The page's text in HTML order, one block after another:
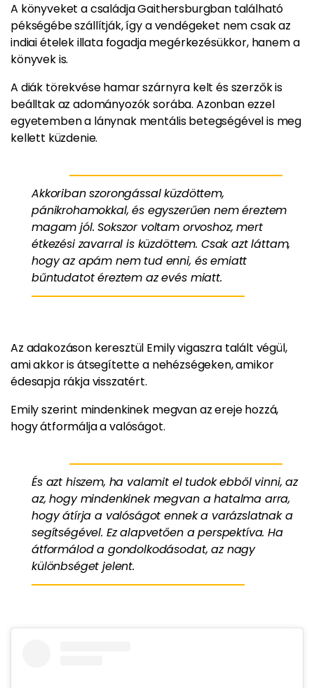
A könyveket a családja Gaithersburgban található
pékségébe szállítják, így a vendégeket nem csak az
indiai ételek illata fogadja megérkezésükkor, hanem a
könyvek is.
A diák törekvése hamar szárnyra kelt és szerzők is
beálltak az adományozók sorába. Azonban ezzel
egyetemben a lánynak mentális betegségével is meg
kellett küzdenie.
Akkoriban szorongással küzdöttem,
pánikrohamokkal, és egyszerűen nem éreztem
magam jól. Sokszor voltam orvoshoz, mert
étkezési zavarral is küzdöttem. Csak azt láttam,
hogy az apám nem tud enni, és emiatt
bűntudatot éreztem az evés miatt.
Az adakozáson keresztül Emily vigaszra talált végül,
ami akkor is átsegítette a nehézségeken, amikor
édesapja rákja visszatért.
Emily szerint mindenkinek megvan az ereje hozzá,
hogy átformálja a valóságot.
És azt hiszem, ha valamit el tudok ebből vinni, az
az, hogy mindenkinek megvan a hatalma arra,
hogy átírja a valóságot ennek a varázslatnak a
segítségével. Ez alapvetően a perspektíva. Ha
átformálod a gondolkodásodat, az nagy
különbséget jelent.